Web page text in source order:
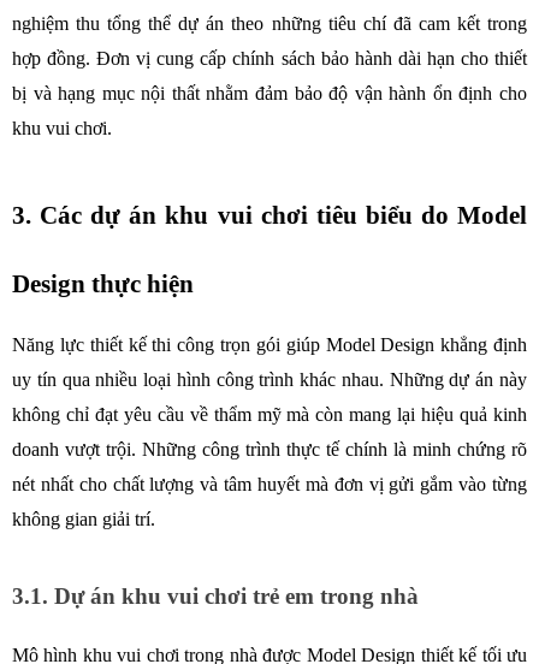
nghiệm thu tổng thể dự án theo những tiêu chí đã cam kết trong
hợp đồng. Đơn vị cung cấp chính sách bảo hành dài hạn cho thiết
bị và hạng mục nội thất nhằm đảm bảo độ vận hành ổn định cho
khu vui chơi.
3. Các dự án khu vui chơi tiêu biểu do Model
Design thực hiện
Năng lực thiết kế thi công trọn gói giúp Model Design khẳng định
uy tín qua nhiều loại hình công trình khác nhau. Những dự án này
không chỉ đạt yêu cầu về thẩm mỹ mà còn mang lại hiệu quả kinh
doanh vượt trội. Những công trình thực tế chính là minh chứng rõ
nét nhất cho chất lượng và tâm huyết mà đơn vị gửi gắm vào từng
không gian giải trí.
3.1. Dự án khu vui chơi trẻ em trong nhà
Mô hình khu vui chơi trong nhà được Model Design thiết kế tối ưu